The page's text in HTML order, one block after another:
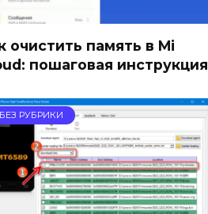
очистить память в Mi
пошаговая инструкция
БЕЗ РУБРИКИ